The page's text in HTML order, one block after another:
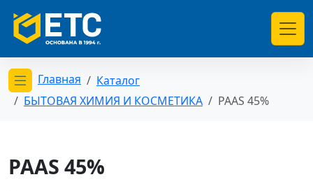
Открыть меню категорий
Главная
Каталог
БЫТОВАЯ ХИМИЯ И КОСМЕТИКА
PAAS 45%
PAAS 45%